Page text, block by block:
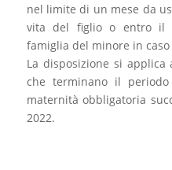
nel limite di un mese da
vita del figlio o entro il
famiglia del minore in
La disposizione si
che terminano il
maternità obbligatoria
2022.